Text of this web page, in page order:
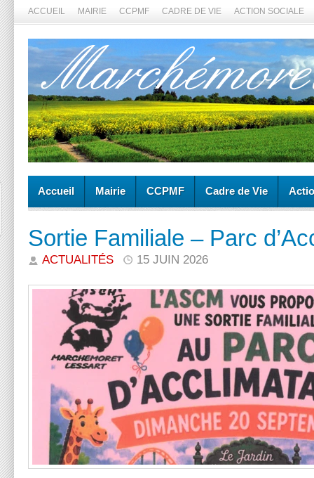
ACCUEIL MAIRIE CCPMF CADRE DE VIE ACTION SOCIALE
Accueil Mairie CCPMF Cadre de Vie
Sortie Familiale – Parc
ACTUALITÉS 15 JUIN 2026